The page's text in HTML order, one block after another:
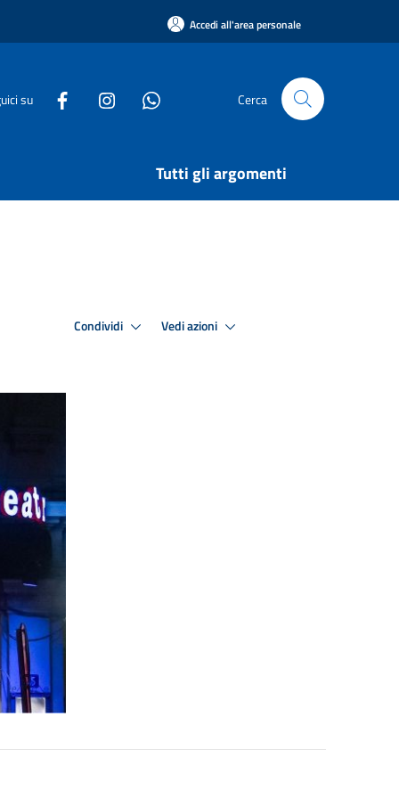
Accedi all'area personale
su Cerca
Tutti gli argomenti
Condividi Vedi azioni